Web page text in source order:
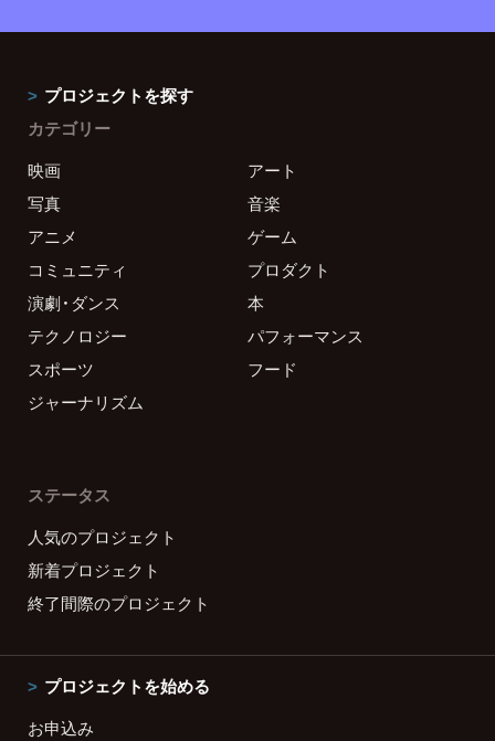
プロジェクトを探す
カテゴリー
映画
アート
写真
音楽
アニメ
ゲーム
コミュニティ
プロダクト
演劇・ダンス
本
テクノロジー
パフォーマンス
スポーツ
フード
ジャーナリズム
ステータス
人気のプロジェクト
新着プロジェクト
終了間際のプロジェクト
プロジェクトを始める
お申込み